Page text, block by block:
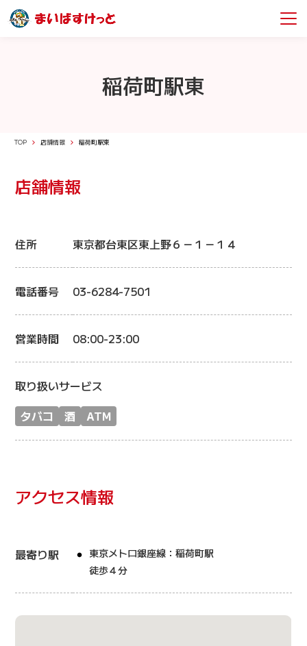
稲荷町駅東
TOP 店舗情報 稲荷町駅東
店舗情報
住所 東京都台東区東上野６－１－１４
電話番号 03-6284-7501
営業時間 08:00-23:00
取り扱いサービス
タバコ
酒 ATM
アクセス情報
最寄り駅
東京メトロ銀座線：稲荷町駅
徒歩４分